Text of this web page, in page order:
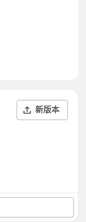
新版本